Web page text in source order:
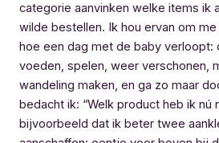
categorie aanvinken welke items ik
wilde bestellen. Ik hou ervan om
hoe een dag met de baby verloopt:
voeden, spelen, weer verschonen,
wandeling maken, en ga zo maar
bedacht ik: “Welk product heb ik nú
bijvoorbeeld dat ik beter twee